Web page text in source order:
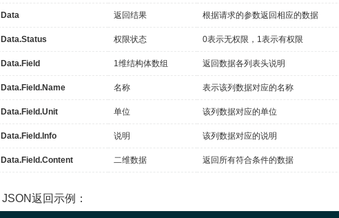
Data 返回结果 根据请求的参数返回相应的数据
Data.Status 权限状态 0表示无权限，1表示有权限
Data.Field 1维结构体数组 返回数据各列表头说明
Data.Field.Name 名称 表示该列数据对应的名称
Data.Field.Unit 单位 该列数据对应的单位
Data.Field.Info 说明 该列数据对应的说明
Data.Field.Content 二维数据 返回所有符合条件的数据
JSON返回示例：